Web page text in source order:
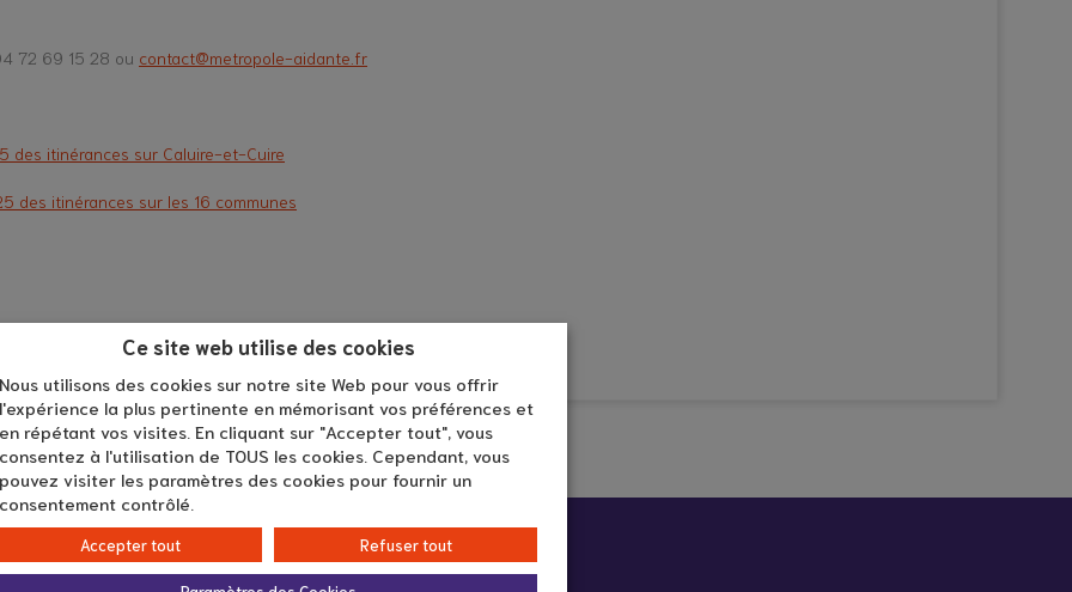
72 69 15 28 ou contact@metropole-aidante.fr
des itinérances sur Caluire-et-Cuire
des itinérances sur les 16 communes
Ce site web utilise des cookies
Nous utilisons des cookies sur notre site Web pour vous offrir
l'expérience la plus pertinente en mémorisant vos préférences et
en répétant vos visites. En cliquant sur "Accepter tout", vous
consentez à l'utilisation de TOUS les cookies. Cependant, vous
pouvez visiter les paramètres des cookies pour fournir un
consentement contrôlé.
Accepter tout Refuser tout